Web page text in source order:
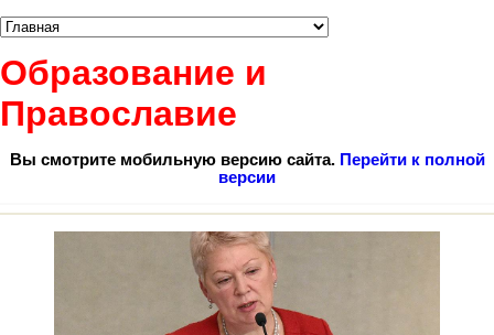
Образование и
Православие
Вы смотрите мобильную версию сайта. Перейти к полной
версии